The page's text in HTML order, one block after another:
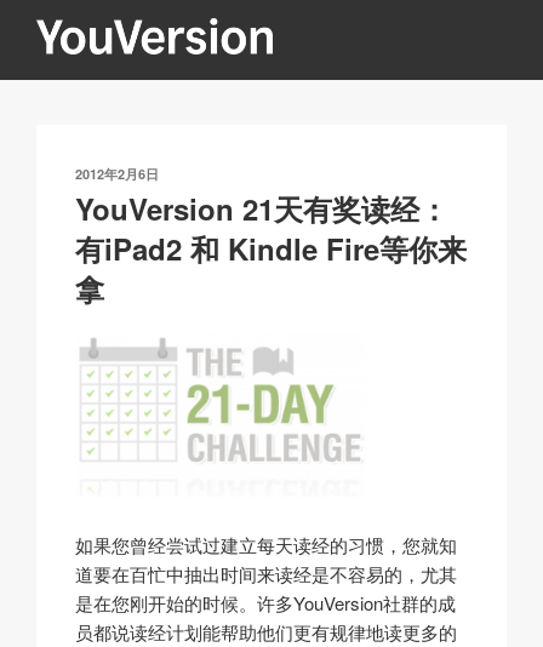
YOUVERSION
Seeking God every day.
发
布
于
2012年2月6日
YouVersion 21天有奖读经：
有iPad2 和 Kindle Fire等你来
拿
如果您曾经尝试过建立每天读经的习惯，您就知
道要在百忙中抽出时间来读经是不容易的，尤其
是在您刚开始的时候。许多YouVersion社群的成
员都说读经计划能帮助他们更有规律地读更多的